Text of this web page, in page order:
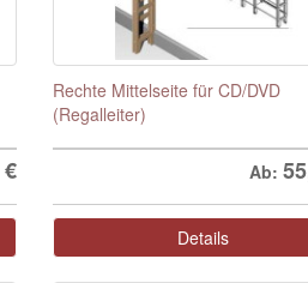
€
Rechte Mittelseite für CD/DVD
(Regalleiter)
Ab:
Details